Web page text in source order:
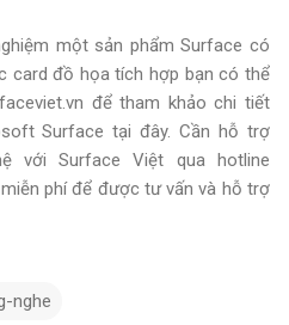
một sản phẩm Surface có
card đồ họa tích hợp bạn có thể
để tham khảo chi tiết
Surface tại đây. Cần hỗ trợ
với Surface Việt qua hotline
miễn phí để được tư vấn và hỗ trợ
nghe